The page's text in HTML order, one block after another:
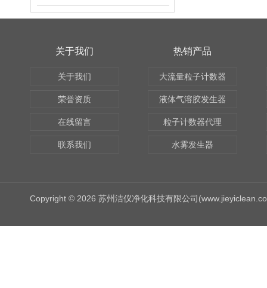
关于我们
关于我们
荣誉资质
在线留言
联系我们
热销产品
大流量粒子计数器
液体气溶胶发生器
粒子计数器代理
水雾发生器
Copyright © 2026 苏州洁仪净化科技有限公司